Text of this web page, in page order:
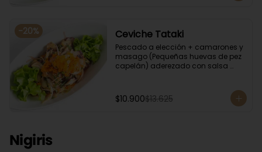
-20% Ceviche Tataki
Pescado a elección + camarones y
masago (Pequeñas huevas de pez
capelán) aderezado con salsa
$10.900$13.625
Nigiris